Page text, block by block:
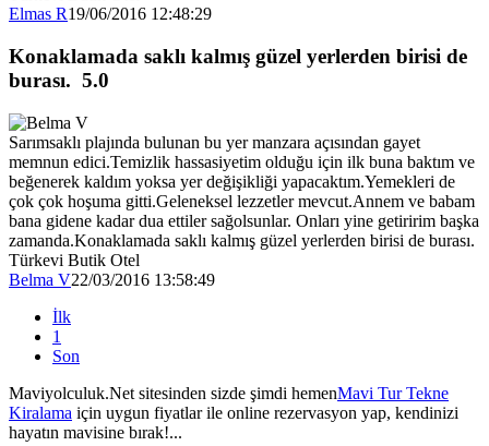
Elmas R19/06/2016 12:48:29
Konaklamada saklı kalmış güzel yerlerden birisi de
burası. 5.0
Sarımsaklı plajında bulunan bu yer manzara açısından gayet
memnun edici.Temizlik hassasiyetim olduğu için ilk buna baktım ve
beğenerek kaldım yoksa yer değişikliği yapacaktım.Yemekleri de
çok çok hoşuma gitti.Geleneksel lezzetler mevcut.Annem ve babam
bana gidene kadar dua ettiler sağolsunlar. Onları yine getiririm başka
zamanda.Konaklamada saklı kalmış güzel yerlerden birisi de burası.
Türkevi Butik Otel
Belma V22/03/2016 13:58:49
İlk
1
Son
Maviyolculuk.Net sitesinden sizde şimdi hemenMavi Tur Tekne
Kiralama için uygun fiyatlar ile online rezervasyon yap, kendinizi
hayatın mavisine bırak!...